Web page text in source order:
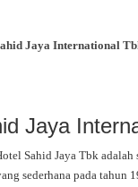
Jaya International
Jaya
Sahid Jaya Tbk
sederhana pada tahun